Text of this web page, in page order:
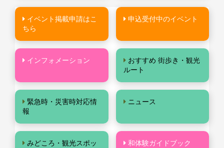
イベント掲載申請はこ
ちら
申込受付中のイベント
インフォメーション
おすすめ 街歩き・観光
ルート
緊急時・災害時対応情
報
ニュース
みどころ・観光スポッ
和体験ガイドブック